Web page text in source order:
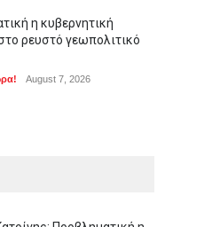
η κυβερνητική
ρευστό γεωπολιτικό
August 7, 2026